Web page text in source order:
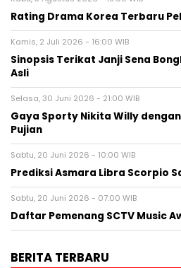
Rating Drama Korea Terbaru
Kamis, 2 Juli 2026 - 16:00 WIB
Sinopsis Terikat Janji Sena
Asli
Selasa, 30 Juni 2026 - 21:00 WIB
Gaya Sporty Nikita Willy
Pujian
Sabtu, 20 Juni 2026 - 10:00 WIB
Prediksi Asmara Libra Scorpio
Sabtu, 20 Juni 2026 - 07:00 WIB
Daftar Pemenang SCTV Music
BERITA TERBARU